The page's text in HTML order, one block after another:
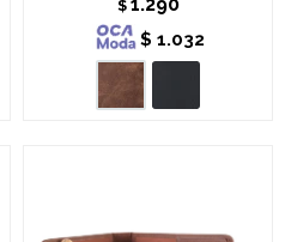
$
$ 1.032